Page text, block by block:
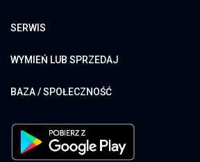
SERWIS
WYMIEŃ LUB SPRZEDAJ
BAZA / SPOŁECZNOŚĆ